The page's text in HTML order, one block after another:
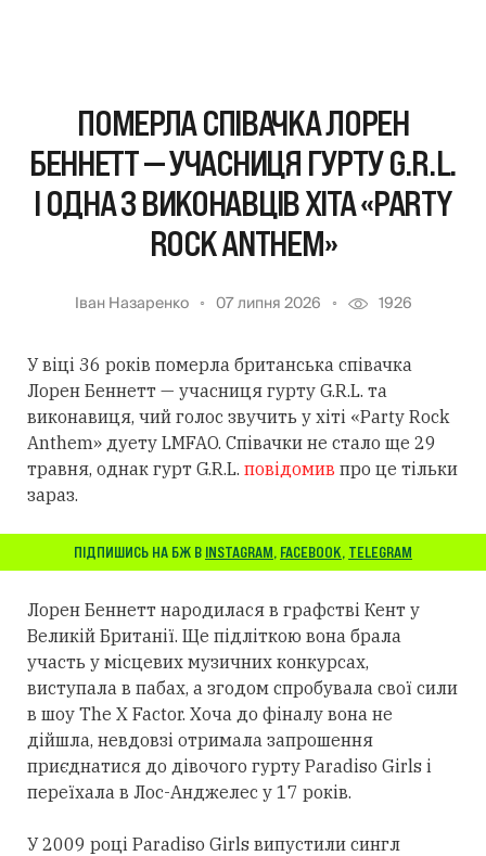
ПОМЕРЛА СПІВАЧКА ЛОРЕН
БЕННЕТТ — УЧАСНИЦЯ ГУРТУ G.R.L.
І ОДНА З ВИКОНАВЦІВ ХІТА «PARTY
ROCK ANTHEM»
Іван Назаренко 07 липня 2026 1926
У віці 36 років померла британська співачка
Лорен Беннетт — учасниця гурту G.R.L. та
виконавиця, чий голос звучить у хіті «Party Rock
Anthem» дуету LMFAO. Співачки не стало ще 29
травня, однак гурт G.R.L. повідомив про це тільки
зараз.
ПІДПИШИСЬ НА БЖ В INSTAGRAM, FACEBOOK, TELEGRAM
Лорен Беннетт народилася в графстві Кент у
Великій Британії. Ще підліткою вона брала
участь у місцевих музичних конкурсах,
виступала в пабах, а згодом спробувала свої сили
в шоу The X Factor. Хоча до фіналу вона не
дійшла, невдовзі отримала запрошення
приєднатися до дівочого гурту Paradiso Girls і
переїхала в Лос-Анджелес у 17 років.
У 2009 році Paradiso Girls випустили сингл